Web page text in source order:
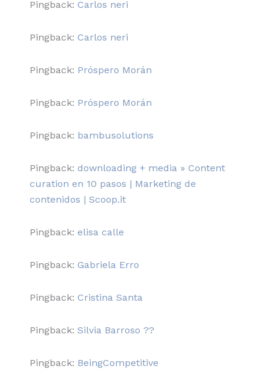
Pingback: Carlos neri
Pingback: Carlos neri
Pingback: Próspero Morán
Pingback: Próspero Morán
Pingback: bambusolutions
Pingback: downloading + media » Content
curation en 10 pasos | Marketing de
contenidos | Scoop.it
Pingback: elisa calle
Pingback: Gabriela Erro
Pingback: Cristina Santa
Pingback: Silvia Barroso ??
Pingback: BeingCompetitive